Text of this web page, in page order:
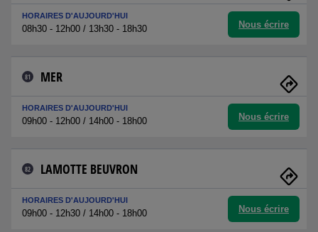
HORAIRES D'AUJOURD'HUI
08h30 - 12h00 / 13h30 - 18h30 Nous écrire
81 MER
HORAIRES D'AUJOURD'HUI
09h00 - 12h00 / 14h00 - 18h00 Nous écrire
82 LAMOTTE BEUVRON
HORAIRES D'AUJOURD'HUI
09h00 - 12h30 / 14h00 - 18h00 Nous écrire